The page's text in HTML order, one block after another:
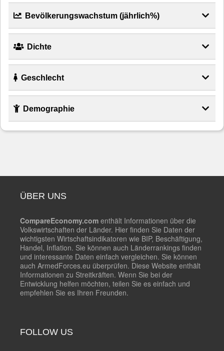
Bevölkerungswachstum (jährlich%)
Dichte
Geschlecht
Demographie
ÜBER UNS
CompareEconomy.com enthält Informationen über die
Volkswirtschaften der Länder. Hier finden Sie Daten der
wichtigsten Wirtschaftsindikatoren wie BIP, Beschäftigung,
Handel, Inflation. Sie können auch Länderrankings finden
und interessante Daten einfach vergleichen. Sie können
auch ArmedForces.eu überprüfen. Diese Website enthält
Informationen zu Streitkräften. Wenn Sie bei der
Entwicklung helfen möchten, teilen Sie es einfach und
empfehlen Sie es Ihren Freunden.
FOLLOW US